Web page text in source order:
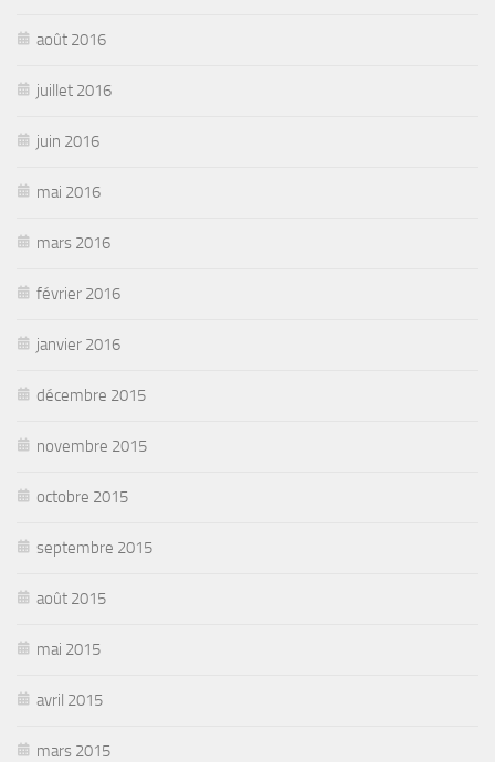
août 2016
juillet 2016
juin 2016
mai 2016
mars 2016
février 2016
janvier 2016
décembre 2015
novembre 2015
octobre 2015
septembre 2015
août 2015
mai 2015
avril 2015
mars 2015